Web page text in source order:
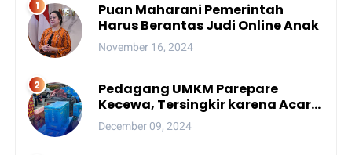
Puan Maharani Pemerintah
Harus Berantas Judi Online Anak
November 16, 2024
Pedagang UMKM Parepare
Kecewa, Tersingkir karena Acara
Besar
December 09, 2024